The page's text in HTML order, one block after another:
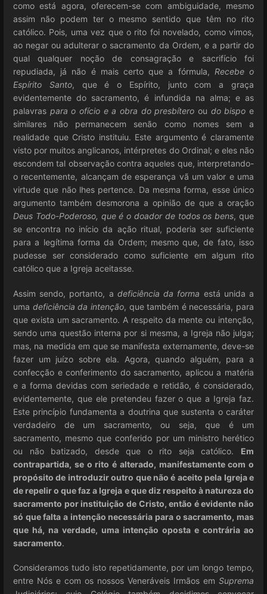
como está agora, oferecem-se com ambiguidade, mesmo
assim não podem ter o mesmo sentido que têm no rito
católico. Pois, uma vez que o rito foi novelado, como vimos,
ao negar ou adulterar o sacramento da Ordem, e a partir do
qual qualquer noção de consagração e sacrifício foi
repudiada, já não é mais certo que a fórmula, Recebe o
Espírito Santo, que é o Espírito, junto com a graça
evidentemente do sacramento, é infundida na alma; e as
palavras para o ofício e a obra do presbítero ou do bispo e
similares não permanecem senão como nomes sem a
realidade que Cristo instituiu. Este argumento é claramente
visto por muitos anglicanos, intérpretes do Ordinal; e eles não
escondem tal observação contra aqueles que, interpretando-
o recentemente, alcançam de esperança vã um valor e uma
virtude que não lhes pertence. Da mesma forma, esse único
argumento também desmorona a opinião de que a oração
Deus Todo-Poderoso, que é o doador de todos os bens, que
se encontra no início da ação ritual, poderia ser suficiente
para a legítima forma da Ordem; mesmo que, de fato, isso
pudesse ser considerado como suficiente em algum rito
católico que a Igreja aceitasse.
Assim sendo, portanto, a deficiência da forma está unida a
uma deficiência da intenção, que também é necessária, para
que exista um sacramento. A respeito da mente ou intenção,
sendo uma questão interna por si mesma, a Igreja não julga;
mas, na medida em que se manifesta externamente, deve-se
fazer um juízo sobre ela. Agora, quando alguém, para a
confecção e conferimento do sacramento, aplicou a matéria
e a forma devidas com seriedade e retidão, é considerado,
evidentemente, que ele pretendeu fazer o que a Igreja faz.
Este princípio fundamenta a doutrina que sustenta o caráter
verdadeiro de um sacramento, ou seja, que é um
sacramento, mesmo que conferido por um ministro herético
ou não batizado, desde que o rito seja católico. Em
contrapartida, se o rito é alterado, manifestamente com o
propósito de introduzir outro que não é aceito pela Igreja e
de repelir o que faz a Igreja e que diz respeito à natureza do
sacramento por instituição de Cristo, então é evidente não
só que falta a intenção necessária para o sacramento, mas
que há, na verdade, uma intenção oposta e contrária ao
sacramento.
Consideramos tudo isto repetidamente, por um longo tempo,
entre Nós e com os nossos Veneráveis Irmãos em Suprema